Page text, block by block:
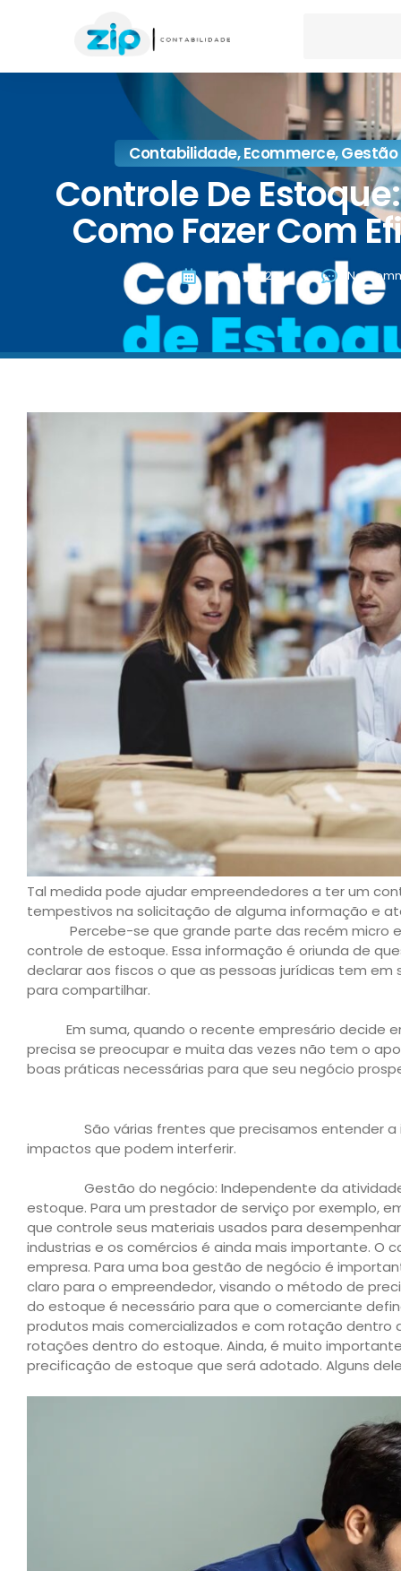
Contabilidade,Ecommerce,Gestão
Controle De Estoque:
Como Fazer Com
junho 1, 2023 No
Tal medida pode ajudar empreendedores a ter um
tempestivos na solicitação de alguma informação e
Percebe-se que grande parte das recém micro e
controle de estoque. Essa informação é oriunda de
declarar aos fiscos o que as pessoas jurídicas tem
para compartilhar.
Em suma, quando o recente empresário decide
precisa se preocupar e muita das vezes não tem o
boas práticas necessárias para que seu negócio
São várias frentes que precisamos entender a
impactos que podem interferir.
Gestão do negócio: Independente da atividade
estoque. Para um prestador de serviço por exemplo,
que controle seus materiais usados para
industrias e os comércios é ainda mais importante.
empresa. Para uma boa gestão de negócio é
claro para o empreendedor, visando o método de
do estoque é necessário para que o comerciante
produtos mais comercializados e com rotação
rotações dentro do estoque. Ainda, é muito
precificação de estoque que será adotado. Alguns